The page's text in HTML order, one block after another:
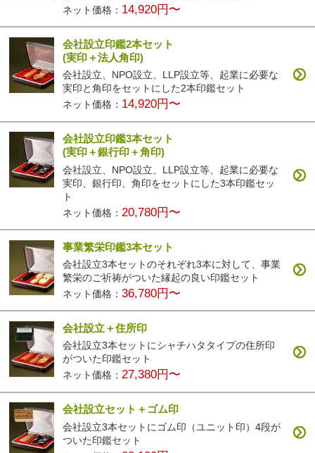
ネット価格： 14,920円〜
会社設立印鑑2本セット
(実印＋法人角印)
会社設立、NPO設立、LLP設立等、起業に必要な
実印と角印をセットにした2本印鑑セット
ネット価格： 14,920円〜
会社設立印鑑3本セット
(実印＋銀行印＋角印)
会社設立、NPO設立、LLP設立等、起業に必要な
実印、銀行印、角印をセットにした3本印鑑セッ
ト
ネット価格： 20,780円〜
事業繁栄印鑑3本セット
会社設立3本セットのそれぞれ3本に対して、事業
繁栄のご祈祷がついた縁起の良い印鑑セット
ネット価格：36,780円〜
会社設立＋住所印
会社設立3本セットにシャチハタタイプの住所印
がついた印鑑セット
ネット価格：27,380円〜
会社設立セット＋ゴム印
会社設立3本セットにゴム印（ユニット印）4段が
ついた印鑑セット